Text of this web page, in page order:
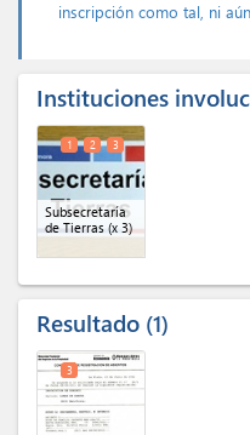
inscripción como tal, ni
Instituciones
Subsecretaría
de Tierras (x 3)
1 2 3
Resultado 1
3